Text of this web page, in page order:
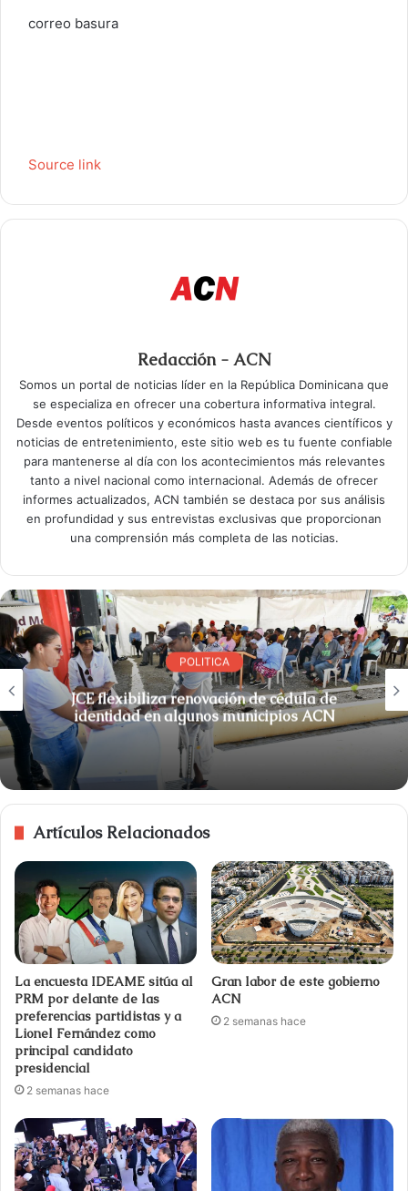
correo basura
Source link
Redacción - ACN
Somos un portal de noticias líder en la República Dominicana que
se especializa en ofrecer una cobertura informativa integral.
Desde eventos políticos y económicos hasta avances científicos y
noticias de entretenimiento, este sitio web es tu fuente confiable
para mantenerse al día con los acontecimientos más relevantes
tanto a nivel nacional como internacional. Además de ofrecer
informes actualizados, ACN también se destaca por sus análisis
en profundidad y sus entrevistas exclusivas que proporcionan
una comprensión más completa de las noticias.
POLITICA
JCE flexibiliza renovación de cédula de
identidad en algunos municipios ACN
Artículos Relacionados
La encuesta IDEAME sitúa al
PRM por delante de las
preferencias partidistas y a
Lionel Fernández como
principal candidato
presidencial
2 semanas hace
Gran labor de este gobierno
ACN
2 semanas hace